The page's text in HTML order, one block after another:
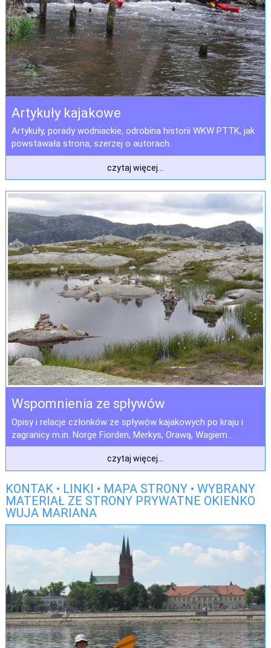
Artykuły kajakowe
Artykuły, porady wodniackie, odrobina historii WKW PTTK, jak
powstawała strona, szerzej o autorach.
czytaj więcej...
Wspomnienia ze spływów
Opisy i relacje członków ze spływów kajakowych po kraju i
zagranicy m.in. Norge Fiorden, Merkys, Orawą, Wagiem...
czytaj więcej...
KONTAK • LINKI • MAPA STRONY • WYBRANY
MATERIAŁ ZE STRONY PRYWATNE OKIENKO
WUJA MARIANA